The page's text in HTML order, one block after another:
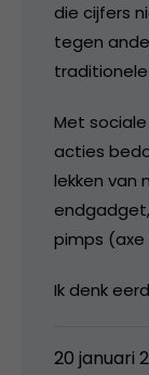
die cijfers
tegen
Met
acties
lekken van
pimps
Ik denk
20 januari